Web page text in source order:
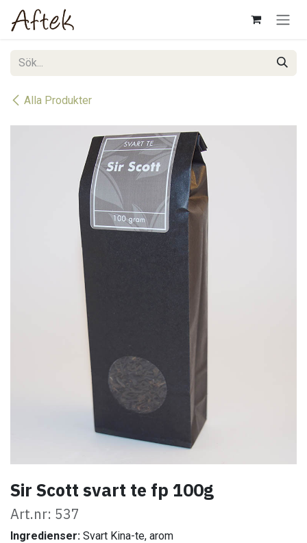
Hoppa till innehåll
Alla Produkter
Sir Scott svart te fp 100g
Art.nr: 537
Ingredienser: Svart Kina-te, arom